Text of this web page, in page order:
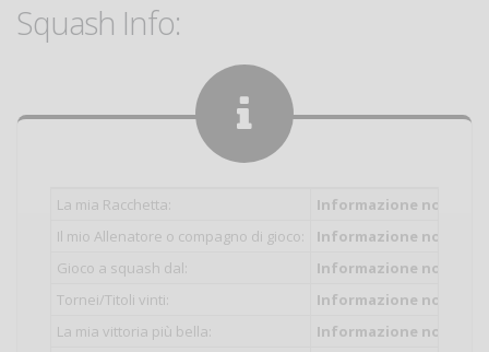
Squash Info:
La mia Racchetta:
Informazione non
Il mio Allenatore o compagno di gioco:
Informazione non
Gioco a squash dal:
Informazione non
Tornei/Titoli vinti:
Informazione non
La mia vittoria più bella:
Informazione non